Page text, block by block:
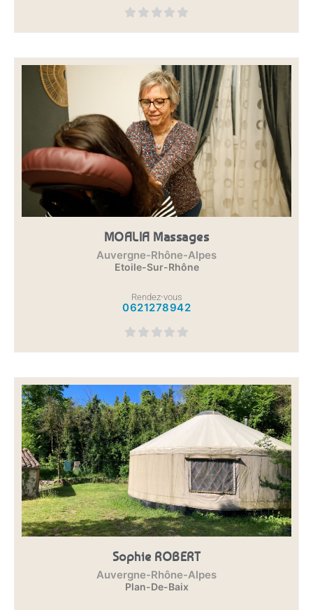
MOALIA Massages
Auvergne-Rhône-Alpes
Etoile-Sur-Rhône
Rendez-vous
0621278942
Sophie ROBERT
Auvergne-Rhône-Alpes
Plan-De-Baix